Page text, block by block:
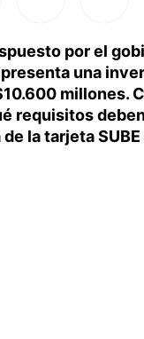
por el
una
millones.
requisitos
la tarjeta SUBE